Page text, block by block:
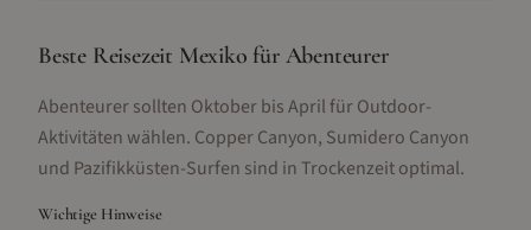
Beste Reisezeit Mexiko für Abenteurer
Abenteurer sollten Oktober bis April für Outdoor-
Aktivitäten wählen. Copper Canyon, Sumidero Canyon
und Pazifikküsten-Surfen sind in Trockenzeit optimal.
Wichtige Hinweise